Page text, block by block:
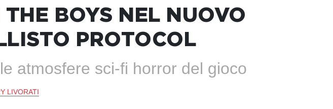
BOYS NEL NUOVO
PROTOCOL
atmosfere sci-fi horror del gioco
LIVORATI